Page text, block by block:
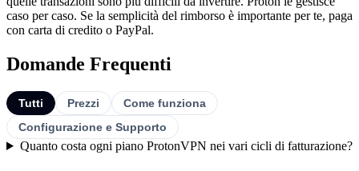
caso per caso. Se la semplicità del rimborso è importante per te, paga
con carta di credito o PayPal.
Domande Frequenti
Tutti Prezzi
Come funziona
Configurazione e Supporto
Quanto costa ogni piano ProtonVPN nei vari cicli di fatturazione?